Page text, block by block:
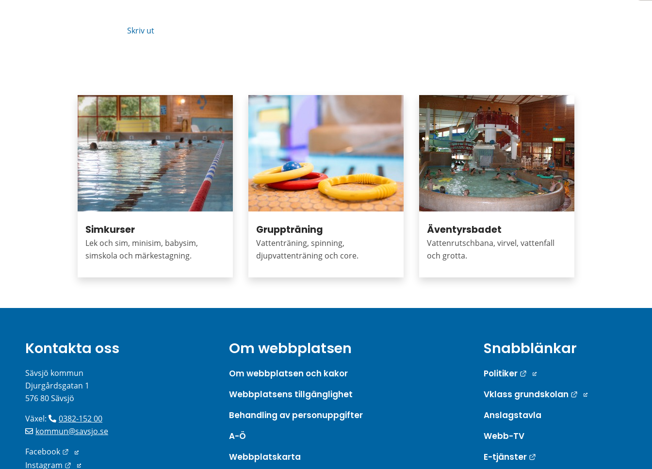
Skriv ut
Simkurser
Lek och sim, minisim, babysim,
simskola och märkestagning.
Gruppträning
Vattenträning, spinning,
djupvattenträning och core.
Äventyrsbadet
Vattenrutschbana, virvel, vattenfall
och grotta.
Kontakta oss
Sävsjö kommun
Djurgårdsgatan 1
576 80 Sävsjö
Växel:
0382-152 00
kommun@savsjo.se
Facebook
Länk till annan webbplats.
Instagram
Länk till annan webbplats.
Om webbplatsen
Om webbplatsen och kakor
Webbplatsens tillgänglighet
Behandling av personuppgifter
A-Ö
Webbplatskarta
Snabblänkar
Politiker
Länk till annan webbplats.
Vklass grundskolan
Länk till annan
Anslagstavla
Webb-TV
E-tjänster